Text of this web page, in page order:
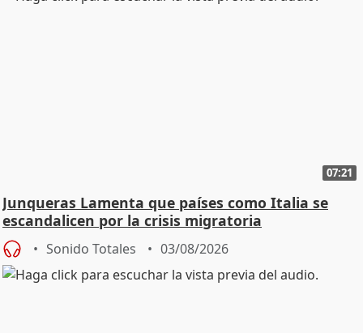
07:21
Junqueras Lamenta que países como Italia se
escandalicen por la crisis migratoria
Sonido Totales 03/08/2026